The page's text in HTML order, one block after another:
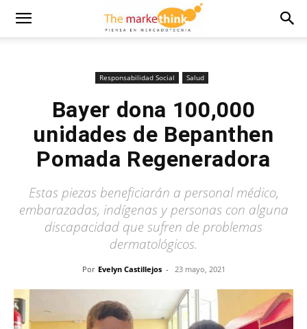
Responsabilidad Social Salud
Bayer dona 100,000
unidades de Bepanthen
Pomada Regeneradora
Estas piezas beneficiarán a personal médico,
embarazadas, indígenas y personas con alguna
discapacidad que sufren de problemas
dermatológicos.
Por Evelyn Castillejos - 23 mayo, 2021